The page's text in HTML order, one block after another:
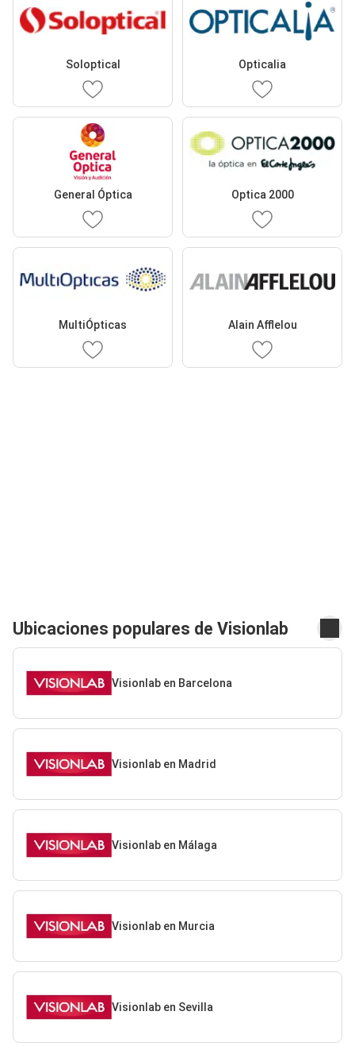
Soloptical Opticalia
General Óptica Optica 2000
MultiÓpticas Alain Afflelou
Ubicaciones populares de Visionlab
Visionlab en Barcelona
Visionlab en Madrid
Visionlab en Málaga
Visionlab en Murcia
Visionlab en Sevilla